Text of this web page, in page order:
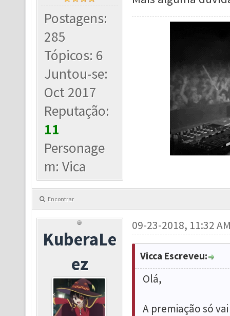
Postagens:
285
Tópicos: 6
Juntou-se:
Oct 2017
Reputação:
11
Personage
m: Vica
Encontrar
KuberaLe
ez
09-23-2018, 11:32
Vicca Escreveu:
Olá,
A premiação só